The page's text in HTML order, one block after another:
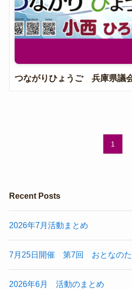
つながりひょうご 兵庫県議
1
Recent Posts
2026年7月活動まとめ
7月25日開催 第7回 おとなのた
2026年6月 活動のまとめ